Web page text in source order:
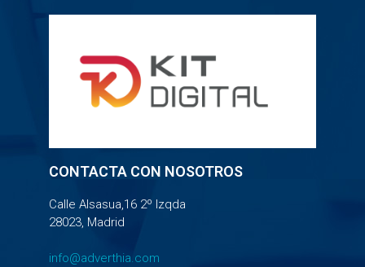
CONTACTA CON NOSOTROS
Calle Alsasua,16 2º Izqda
28023, Madrid
info@adverthia.com